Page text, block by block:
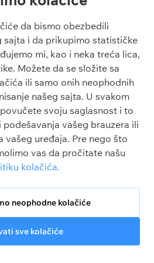
O sajtu
O nama
Kontakt
Odgovorno igranje
Politika privatnosti
Uslovi korišćenja
Politika kolačića
Celokupni sadržaj na ovom sajtu je
u informativne svrhe.
Za osobe
da bismo obezbedili
sajta i da prikupimo statističke
mi, kao i neka treća lica,
Možete da se složite sa
ili samo onih neophodnih
našeg sajta. U svakom
svoju saglasnost i to
vašeg brauzera ili
vašeg uređaja. Pre nego što
vas da pročitate našu
kolačića.
neophodne kolačiće
sve kolačiće